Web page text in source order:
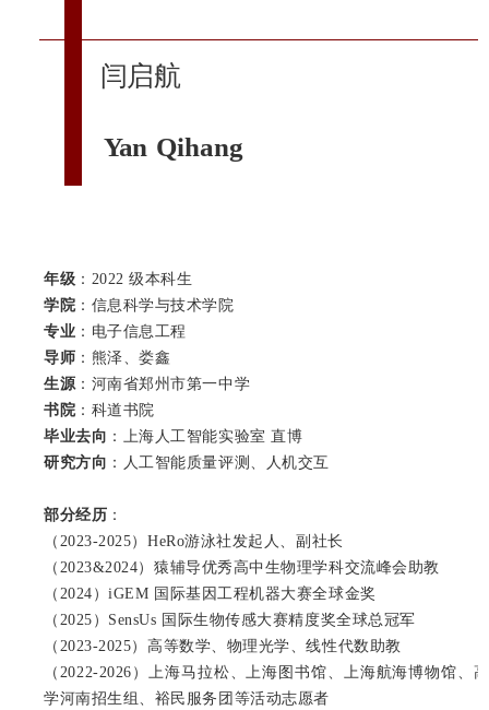
闫启航
Yan Qihang
年级 ：2022 级本科生
学院 ：信息科学与技术学院
专业 ：电子信息工程
导师 ：熊泽、娄鑫
生源：河南省郑州市第一中学
书院 ：科道书院
毕业去向 ：上海人工智能实验室 直博
研究方向 ：人工智能质量评测、人机交互
部分经历 ：
（2023-2025）HeRo游泳社发起人、副社长
（2023&2024）猿辅导优秀高中生物理学科交流峰会助教
（2024）iGEM 国际基因工程机器大赛全球金奖
（2025）SensUs 国际生物传感大赛精度奖全球总冠军
（2023-2025）高等数学、物理光学、线性代数助教
（2022-2026）上海马拉松、上海图书馆、上海航海博物馆、
学河南招生组、裕民服务团等活动志愿者